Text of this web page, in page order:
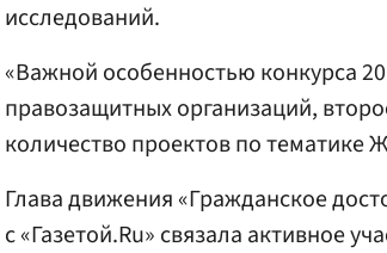
исследований.
«Важной особенностью конкурса
правозащитных организаций,
количество проектов по тематике
Глава движения «Гражданское
с «Газетой.Ru» связала активное